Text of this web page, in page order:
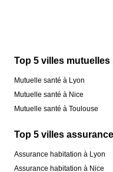
Top 5 villes mutuelles
Mutuelle santé à Lyon
Mutuelle santé à Nice
Mutuelle santé à Toulouse
Top 5 villes
Assurance habitation à Lyon
Assurance habitation à Nice